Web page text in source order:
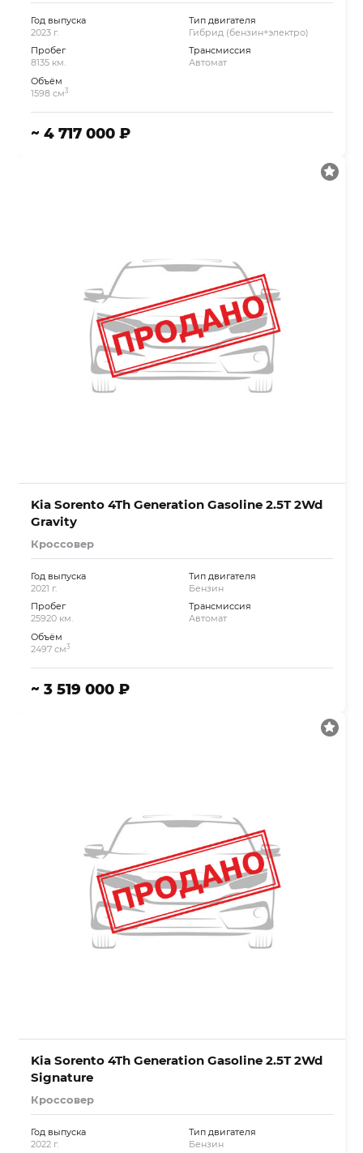
Год выпуска
2023 г.
Пробег
8135 км.
Объём
1598 см3
Тип двигателя
Гибрид (бензин+электро)
Трансмиссия
Автомат
~ 4 717 000 ₽
Kia Sorento 4Th Generation Gasoline 2.5T 2Wd
Gravity
Кроссовер
Год выпуска
2021 г.
Пробег
25920 км.
Объём
2497 см3
Тип двигателя
Бензин
Трансмиссия
Автомат
~ 3 519 000 ₽
Kia Sorento 4Th Generation Gasoline 2.5T 2Wd
Signature
Кроссовер
Год выпуска
2022 г.
Тип двигателя
Бензин